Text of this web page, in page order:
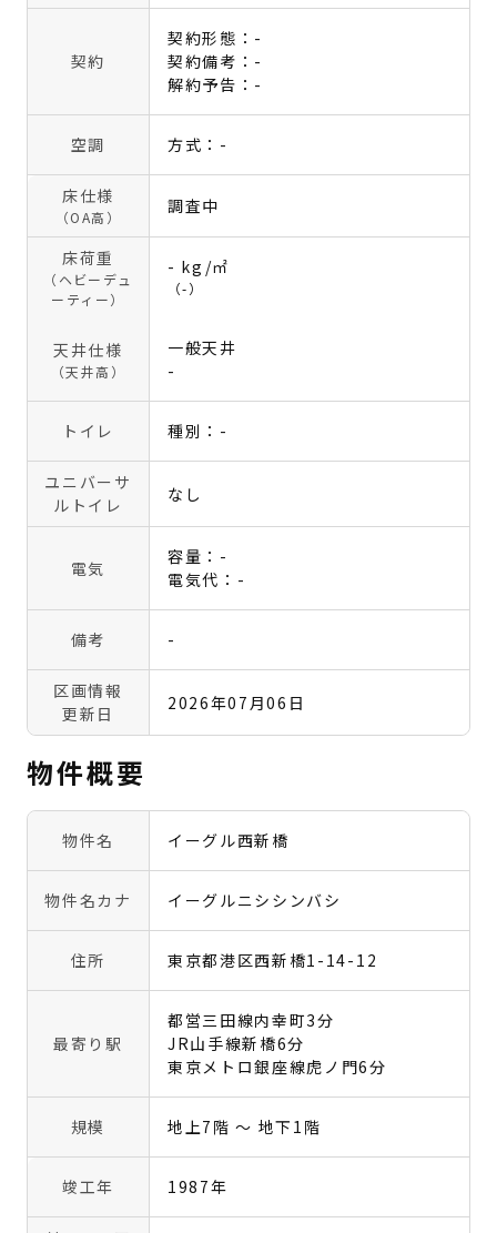
契約
契約形態：-
契約備考：-
解約予告：-
空調 方式：-
床仕様
（OA高）
調査中
床荷重
（ヘビーデュ
ーティー）
- kg/㎡
（-）
天井仕様
（天井高）
一般天井
-
トイレ 種別：-
ユニバーサ
ルトイレ
なし
電気
容量：-
電気代：-
備考 -
区画情報
更新日
2026年07月06日
物件概要
物件名 イーグル西新橋
物件名カナ イーグルニシシンバシ
住所 東京都港区西新橋1-14-12
最寄り駅
都営三田線内幸町3分
JR山手線新橋6分
東京メトロ銀座線虎ノ門6分
規模 地上7階 〜 地下1階
竣工年 1987年